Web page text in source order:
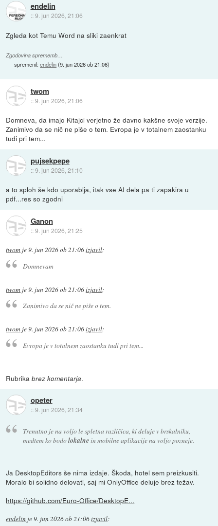
endelin
::9. jun 2026, 21:06
Zgleda kot Temu Word na sliki zaenkrat
Zgodovina sprememb…
spremenil:endelin(9. jun 2026 ob 21:06)
twom
::9. jun 2026, 21:06
Domneva, da imajo Kitajci verjetno že davno kakšne svoje verzije.
Zanimivo da se nič ne piše o tem. Evropa je v totalnem zaostanku
tudi pri tem...
pujsekpepe
::9. jun 2026, 21:10
a to sploh še kdo uporablja, itak vse AI dela pa ti zapakira u
pdf...res so zgodni
Ganon
::9. jun 2026, 21:25
twom je9. jun 2026 ob 21:06izjavil:
Domnevam
twom je9. jun 2026 ob 21:06izjavil:
Zanimivo da se nič ne piše o tem.
twom je9. jun 2026 ob 21:06izjavil:
Evropa je v totalnem zaostanku tudi pri tem...
Rubrikabrez komentarja.
opeter
::9. jun 2026, 21:34
Trenutno je na voljo le spletna različica, ki deluje v brskalniku,
medtem ko bodolokalnein mobilne aplikacije na voljo pozneje.
Ja DesktopEditors še nima izdaje. Škoda, hotel sem preizkusiti.
Moralo bi solidno delovati, saj mi OnlyOffice deluje brez težav.
https://github.com/Euro-Office/DesktopE...
endelin je9. jun 2026 ob 21:06izjavil: